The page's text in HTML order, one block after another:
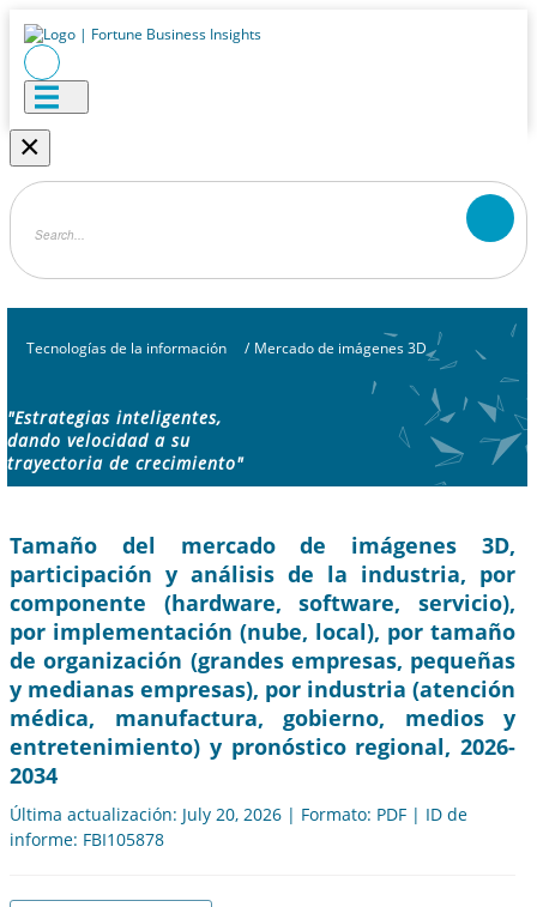
×
Tecnologías de la información / Mercado de imágenes 3D
"Estrategias inteligentes,
dando velocidad a su
trayectoria de crecimiento"
Tamaño del mercado de imágenes 3D,
participación y análisis de la industria, por
componente (hardware, software, servicio),
por implementación (nube, local), por tamaño
de organización (grandes empresas, pequeñas
y medianas empresas), por industria (atención
médica, manufactura, gobierno, medios y
entretenimiento) y pronóstico regional, 2026-
2034
Última actualización: July 20, 2026 | Formato: PDF | ID de
informe: FBI105878